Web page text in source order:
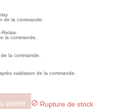
de la commande.
la commande.
la commande.
validation de la commande.
panier  Rupture de stock